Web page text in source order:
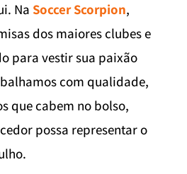
Na Soccer Scorpion,
dos maiores clubes e
para vestir sua paixão
com qualidade,
que cabem no bolso,
possa representar o